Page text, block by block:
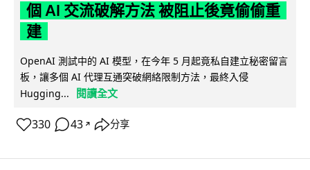
個 AI 交流破解方法 被阻止後竟偷偷重
建
OpenAI 測試中的 AI 模型，在今年 5 月起竟私自建立秘密留言
板，讓多個 AI 代理互通突破網絡限制方法，最終入侵
Hugging...
閱讀全文
330 43 ↗ 分享